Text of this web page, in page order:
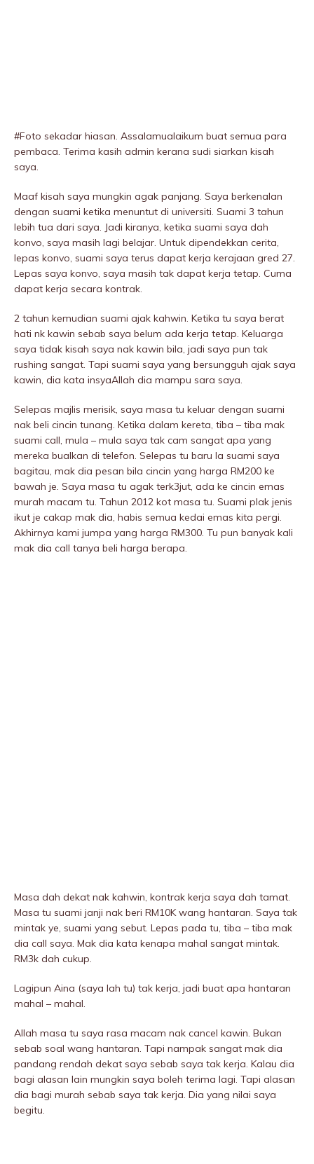
#Foto sekadar hiasan. Assalamualaikum buat semua para
pembaca. Terima kasih admin kerana sudi siarkan kisah
saya.
Maaf kisah saya mungkin agak panjang. Saya berkenalan
dengan suami ketika menuntut di universiti. Suami 3 tahun
lebih tua dari saya. Jadi kiranya, ketika suami saya dah
konvo, saya masih lagi belajar. Untuk dipendekkan cerita,
lepas konvo, suami saya terus dapat kerja kerajaan gred 27.
Lepas saya konvo, saya masih tak dapat kerja tetap. Cuma
dapat kerja secara kontrak.
2 tahun kemudian suami ajak kahwin. Ketika tu saya berat
hati nk kawin sebab saya belum ada kerja tetap. Keluarga
saya tidak kisah saya nak kawin bila, jadi saya pun tak
rushing sangat. Tapi suami saya yang bersungguh ajak saya
kawin, dia kata insyaAllah dia mampu sara saya.
Selepas majlis merisik, saya masa tu keluar dengan suami
nak beli cincin tunang. Ketika dalam kereta, tiba – tiba mak
suami call, mula – mula saya tak cam sangat apa yang
mereka bualkan di telefon. Selepas tu baru la suami saya
bagitau, mak dia pesan bila cincin yang harga RM200 ke
bawah je. Saya masa tu agak terk3jut, ada ke cincin emas
murah macam tu. Tahun 2012 kot masa tu. Suami plak jenis
ikut je cakap mak dia, habis semua kedai emas kita pergi.
Akhirnya kami jumpa yang harga RM300. Tu pun banyak kali
mak dia call tanya beli harga berapa.
Masa dah dekat nak kahwin, kontrak kerja saya dah tamat.
Masa tu suami janji nak beri RM10K wang hantaran. Saya tak
mintak ye, suami yang sebut. Lepas pada tu, tiba – tiba mak
dia call saya. Mak dia kata kenapa mahal sangat mintak.
RM3k dah cukup.
Lagipun Aina (saya lah tu) tak kerja, jadi buat apa hantaran
mahal – mahal.
Allah masa tu saya rasa macam nak cancel kawin. Bukan
sebab soal wang hantaran. Tapi nampak sangat mak dia
pandang rendah dekat saya sebab saya tak kerja. Kalau dia
bagi alasan lain mungkin saya boleh terima lagi. Tapi alasan
dia bagi murah sebab saya tak kerja. Dia yang nilai saya
begitu.